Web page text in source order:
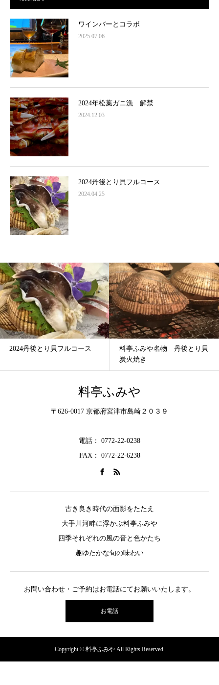
ワインバーとコラボ
2025.07.06
2024年松葉ガニ漁 解禁
2024.12.03
2024丹後とり貝フルコース
2024.04.25
ース
料亭ふみや名物 丹後とり貝
2024年松葉ガニ漁
料亭ふみや
〒626-0017 京都府宮津市島崎２０３９
電話： 0772-22-0238
FAX： 0772-22-6238
古き良き時代の面影をたたえ
大手川河畔に浮かぶ料亭ふみや
四季それぞれの風の音と色かたち
趣ゆたかな旬の味わい
お問い合わせ・ご予約はお電話にてお願いいたします。
お電話
Copyright © 料亭ふみや All Rights Reserved.